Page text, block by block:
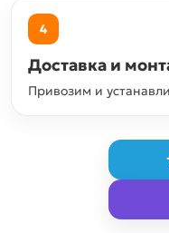
4
Доставка и
Привозим и